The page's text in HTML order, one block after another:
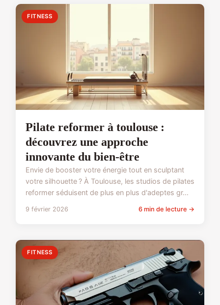
FITNESS
Pilate reformer à toulouse :
découvrez une approche
innovante du bien-être
Envie de booster votre énergie tout en sculptant
votre silhouette ? À Toulouse, les studios de pilates
reformer séduisent de plus en plus d'adeptes gr...
9 février 2026 6 min de lecture →
FITNESS